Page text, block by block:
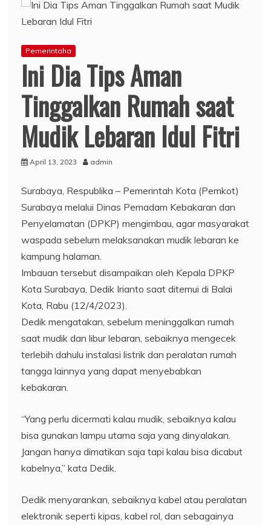
Pemerintaha
Ini Dia Tips Aman
Tinggalkan Rumah saat
Mudik Lebaran Idul Fitri
April 13, 2023 admin
Surabaya, Respublika – Pemerintah Kota (Pemkot)
Surabaya melalui Dinas Pemadam Kebakaran dan
Penyelamatan (DPKP) mengimbau, agar masyarakat
waspada sebelum melaksanakan mudik lebaran ke
kampung halaman.
Imbauan tersebut disampaikan oleh Kepala DPKP
Kota Surabaya, Dedik Irianto saat ditemui di Balai
Kota, Rabu (12/4/2023).
Dedik mengatakan, sebelum meninggalkan rumah
saat mudik dan libur lebaran, sebaiknya mengecek
terlebih dahulu instalasi listrik dan peralatan rumah
tangga lainnya yang dapat menyebabkan
kebakaran.
“Yang perlu dicermati kalau mudik, sebaiknya kalau
bisa gunakan lampu utama saja yang dinyalakan.
Jangan hanya dimatikan saja tapi kalau bisa dicabut
kabelnya,” kata Dedik.
Dedik menyarankan, sebaiknya kabel atau peralatan
elektronik seperti kipas, kabel rol, dan sebagainya